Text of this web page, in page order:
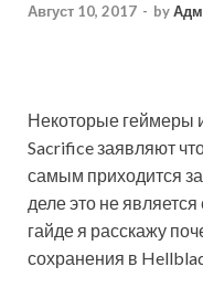
Август 10, 2017 - by
Некоторые геймеры
Sacrifice заявляют
самым приходится
деле это не
гайде я расскажу
сохранения в